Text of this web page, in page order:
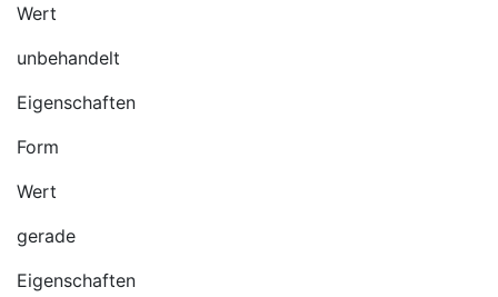
Wert
unbehandelt
Eigenschaften
Form
Wert
gerade
Eigenschaften